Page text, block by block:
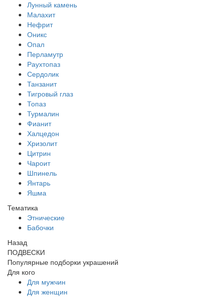
Лунный камень
Малахит
Нефрит
Оникс
Опал
Перламутр
Раухтопаз
Сердолик
Танзанит
Тигровый глаз
Топаз
Турмалин
Фианит
Халцедон
Хризолит
Цитрин
Чароит
Шпинель
Янтарь
Яшма
Тематика
Этнические
Бабочки
Назад
ПОДВЕСКИ
Популярные подборки украшений
Для кого
Для мужчин
Для женщин